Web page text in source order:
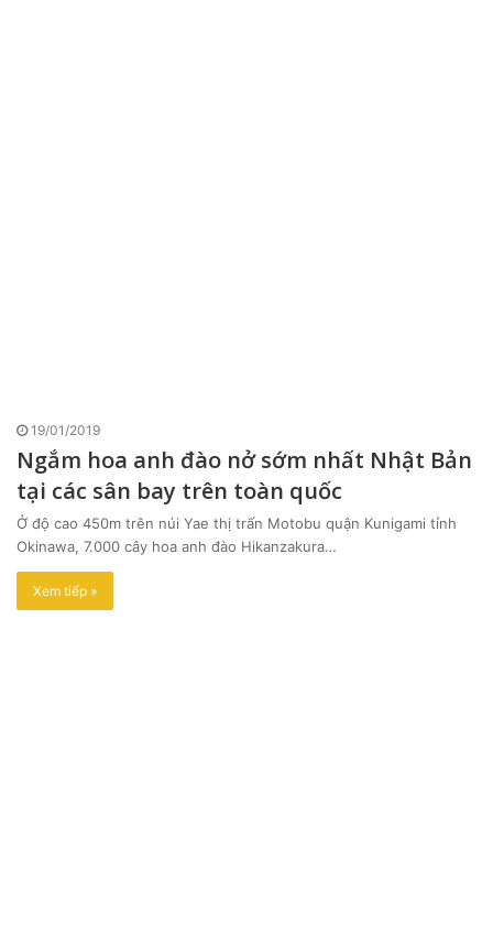
19/01/2019
Ngắm hoa anh đào nở sớm nhất Nhật Bản
tại các sân bay trên toàn quốc
Ở độ cao 450m trên núi Yae thị trấn Motobu quận Kunigami tỉnh
Okinawa, 7.000 cây hoa anh đào Hikanzakura…
Xem tiếp »